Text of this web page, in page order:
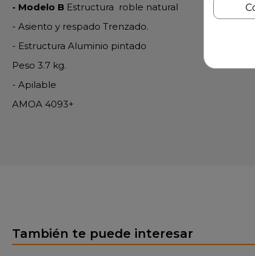
- Modelo B Estructura roble natural
- Asiento y respado Trenzado.
- Estructura Aluminio pintado
Peso 3.7 kg.
- Apilable
AMOA 4093+
También te puede interesar